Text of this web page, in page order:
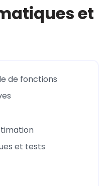
et
de fonctions
et tests